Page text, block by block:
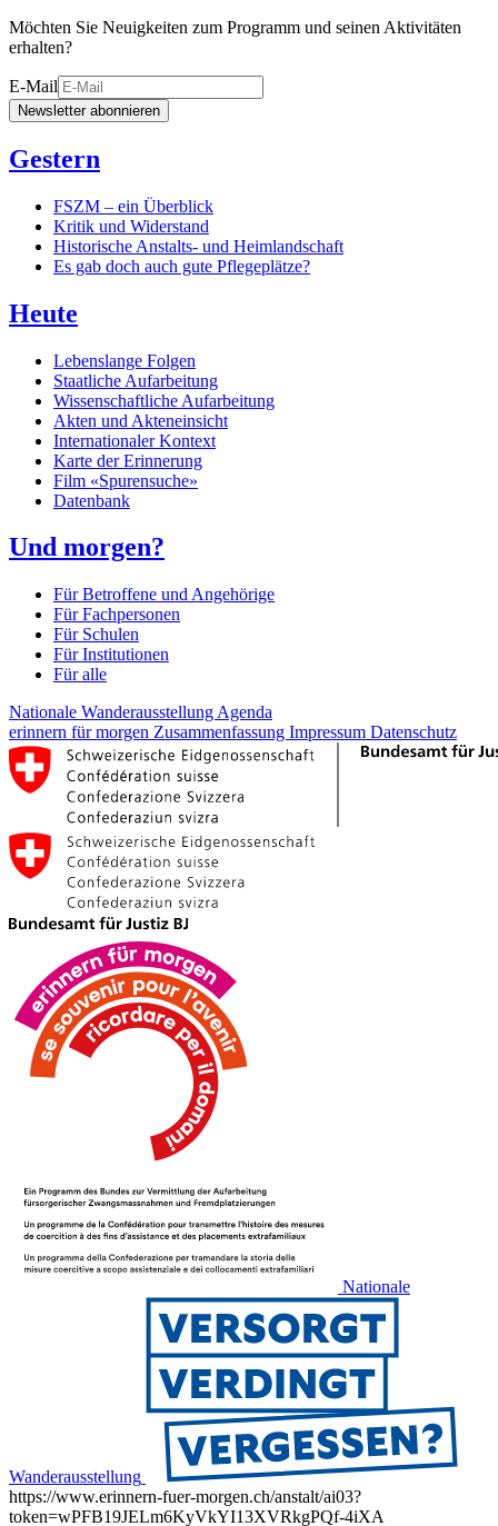
Möchten Sie Neuigkeiten zum Programm und seinen Aktivitäten
erhalten?
E-Mail
Newsletter abonnieren
Gestern
FSZM – ein Überblick
Kritik und Widerstand
Historische Anstalts- und Heimlandschaft
Es gab doch auch gute Pflegeplätze?
Heute
Lebenslange Folgen
Staatliche Aufarbeitung
Wissenschaftliche Aufarbeitung
Akten und Akteneinsicht
Internationaler Kontext
Karte der Erinnerung
Film «Spurensuche»
Datenbank
Und morgen?
Für Betroffene und Angehörige
Für Fachpersonen
Für Schulen
Für Institutionen
Für alle
Nationale Wanderausstellung Agenda
erinnern für morgen Zusammenfassung Impressum Datenschutz
Nationale
Wanderausstellung
https://www.erinnern-fuer-morgen.ch/anstalt/ai03?
token=wPFB19JELm6KyVkYI13XVRkgPQf-4iXA